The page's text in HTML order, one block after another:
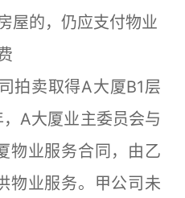
屋的，仍应支付物业
卖取得A大厦B1层
A大厦业主委员会与
物业服务合同，由乙
物业服务。甲公司未